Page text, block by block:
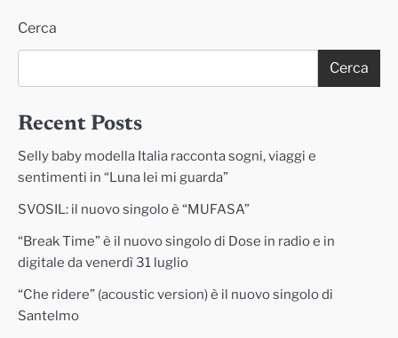
Cerca
Cerca
Recent Posts
Selly baby modella Italia racconta sogni, viaggi e
sentimenti in “Luna lei mi guarda”
SVOSIL: il nuovo singolo è “MUFASA”
“Break Time” è il nuovo singolo di Dose in radio e in
digitale da venerdì 31 luglio
“Che ridere” (acoustic version) è il nuovo singolo di
Santelmo